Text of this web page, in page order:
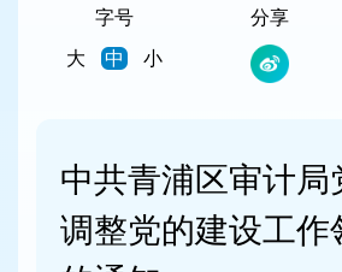
字号
大
中 小
分享
中共青浦区审计局
调整党的建设工作